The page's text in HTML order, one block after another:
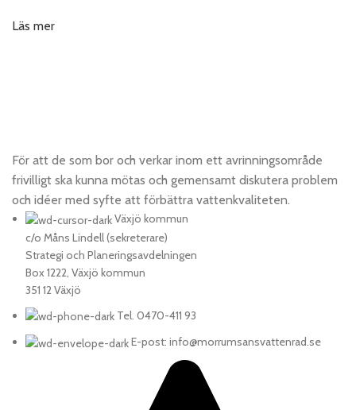
Läs mer
För att de som bor och verkar inom ett avrinningsområde
frivilligt ska kunna mötas och gemensamt diskutera problem
och idéer med syfte att förbättra vattenkvaliteten.
Växjö kommun
c/o Måns Lindell (sekreterare)
Strategi och Planeringsavdelningen
Box 1222, Växjö kommun
351 12 Växjö
Tel. 0470-411 93
E-post: info@morrumsansvattenrad.se